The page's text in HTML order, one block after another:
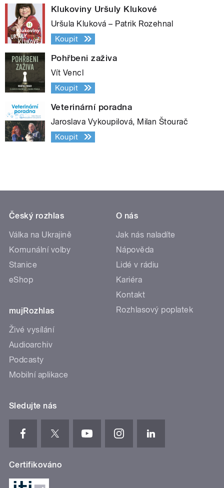
Klukoviny Uršuly Klukové
Uršula Kluková – Patrik Rozehnal
Koupit
Pohřbeni zaživa
Vít Vencl
Koupit
Veterinární poradna
Jaroslava Vykoupilová, Milan Štourač
Koupit
Český rozhlas
Válka na Ukrajině
Komunální volby
Stanice
eShop
mujRozhlas
Živé vysílání
Audioarchiv
Podcasty
Mobilní aplikace
O nás
Jak nás naladíte
Nápověda
Lidé v rádiu
Kariéra
Kontakt
Rozhlasový poplatek
Sledujte nás
Certifikováno